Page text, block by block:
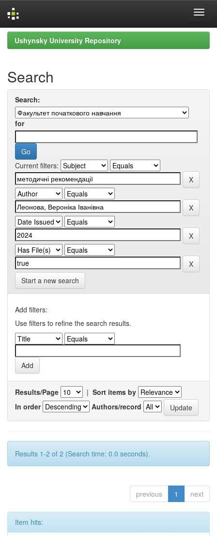
Skip
navigation
Ushynsky University Repository
Search
Search:
for
Current filters:
Start a new search
Add filters:
Use filters to refine the search results.
Results/Page | Sort items by
In order
Authors/record
Results 1-2 of 2 (Search time: 0.0 seconds).
previous 1 next
Item hits: